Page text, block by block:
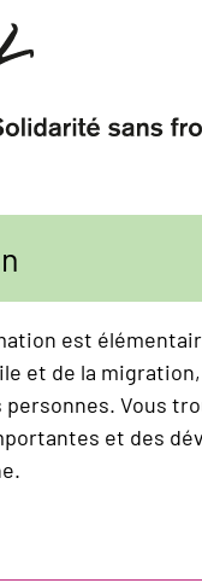
est
et de la
personnes. Vous
et des